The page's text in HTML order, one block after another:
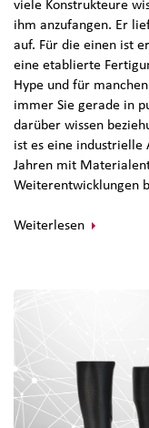
viele Konstrukteure
ihm anzufangen. Er
auf. Für die einen ist
eine etablierte
Hype und für
immer Sie gerade in
darüber wissen
ist es eine industrielle
Jahren mit
Weiterentwicklungen
Weiterlesen